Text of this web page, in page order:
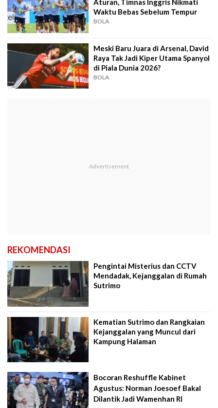
Aturan, Timnas Inggris Nikmati
Waktu Bebas Sebelum Tempur
BOLA
Meski Baru Juara di Arsenal, David
Raya Tak Jadi Kiper Utama Spanyol
di Piala Dunia 2026?
BOLA
REKOMENDASI
Pengintai Misterius dan CCTV
Mendadak, Kejanggalan di Rumah
Sutrimo
Kematian Sutrimo dan Rangkaian
Kejanggalan yang Muncul dari
Kampung Halaman
Bocoran Reshuffle Kabinet
Agustus: Norman Joesoef Bakal
Dilantik Jadi Wamenhan RI